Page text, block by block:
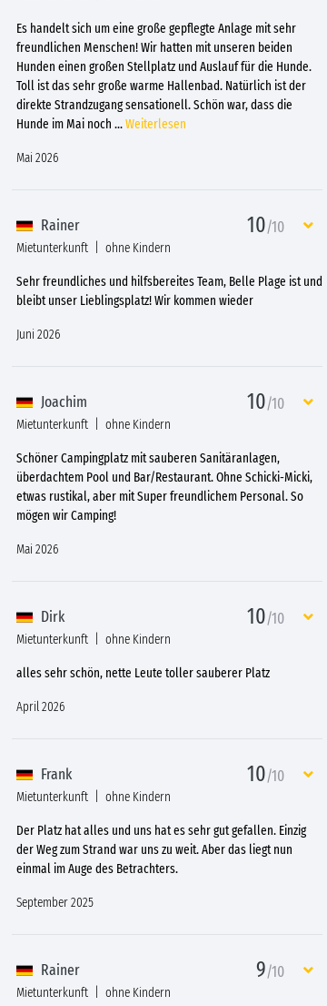
Es handelt sich um eine große gepflegte Anlage mit sehr
freundlichen Menschen! Wir hatten mit unseren beiden
Hunden einen großen Stellplatz und Auslauf für die Hunde.
Toll ist das sehr große warme Hallenbad. Natürlich ist der
direkte Strandzugang sensationell. Schön war, dass die
Hunde im Mai noch ...Weiterlesen
Mai 2026
Rainer 10/10
Mietunterkunft ohne Kindern
Sehr freundliches und hilfsbereites Team, Belle Plage ist und
bleibt unser Lieblingsplatz! Wir kommen wieder
Juni 2026
Joachim 10/10
Mietunterkunft ohne Kindern
Schöner Campingplatz mit sauberen Sanitäranlagen,
überdachtem Pool und Bar/Restaurant. Ohne Schicki-Micki,
etwas rustikal, aber mit Super freundlichem Personal. So
mögen wir Camping!
Mai 2026
Dirk 10/10
Mietunterkunft ohne Kindern
alles sehr schön, nette Leute toller sauberer Platz
April 2026
Frank 10/10
Mietunterkunft ohne Kindern
Der Platz hat alles und uns hat es sehr gut gefallen. Einzig
der Weg zum Strand war uns zu weit. Aber das liegt nun
einmal im Auge des Betrachters.
September 2025
Rainer 9/10
Mietunterkunft ohne Kindern